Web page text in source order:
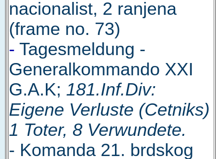
nacionalist, 2 ranjena
(frame no. 73)
- Tagesmeldung -
Generalkommando XXI
G.A.K; 181.Inf.Div:
Eigene Verluste (Cetniks)
1 Toter, 8 Verwundete.
- Komanda 21. brdskog